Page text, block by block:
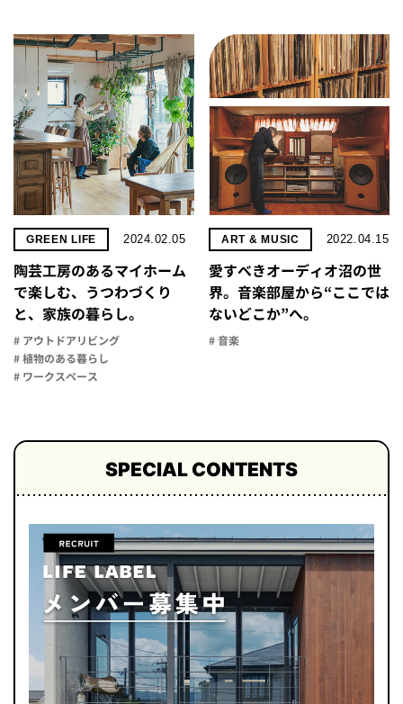
GREEN LIFE 2024.02.05
陶芸工房のあるマイホーム
で楽しむ、うつわづくり
と、家族の暮らし。
# アウトドアリビング
# 植物のある暮らし
# ワークスペース
ART & MUSIC 2022.04.15
愛すべきオーディオ沼の世
界。音楽部屋から“ここでは
ないどこか”へ。
# 音楽
SPECIAL CONTENTS